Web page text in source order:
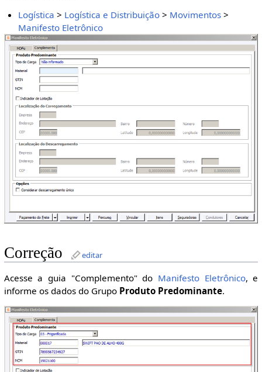
Logística > Logística e Distribuição > Movimentos >
Manifesto Eletrônico
Correção editar
Acesse a guia "Complemento" do Manifesto Eletrônico, e
informe os dados do Grupo Produto Predominante.